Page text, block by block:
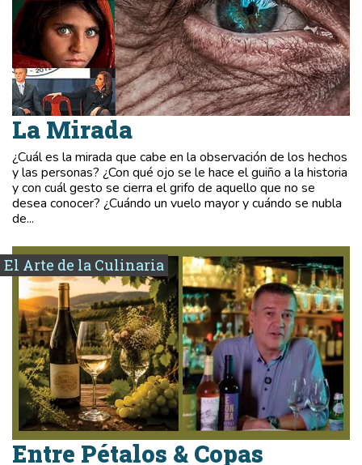
La Mirada
¿Cuál es la mirada que cabe en la observación de los hechos
y las personas? ¿Con qué ojo se le hace el guiño a la historia
y con cuál gesto se cierra el grifo de aquello que no se
desea conocer? ¿Cuándo un vuelo mayor y cuándo se nubla
de...
El Arte de la Culinaria
Entre Pétalos & Copas